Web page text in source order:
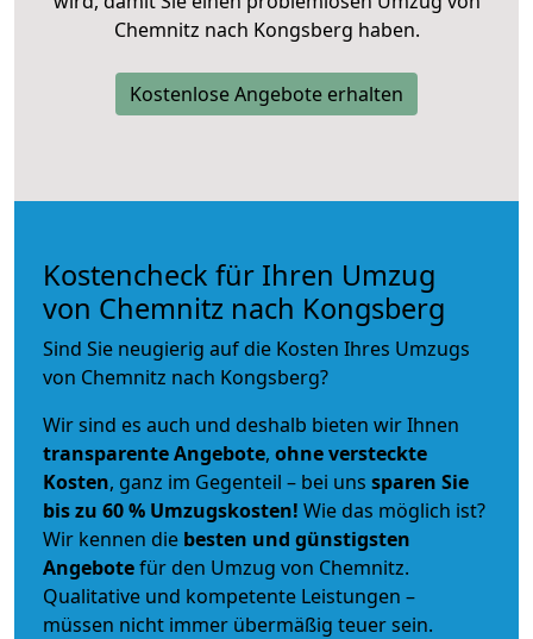
Chemnitz nach Kongsberg haben.
Kostenlose Angebote erhalten
Kostencheck für Ihren Umzug
von Chemnitz nach Kongsberg
Sind Sie neugierig auf die Kosten Ihres Umzugs
von Chemnitz nach Kongsberg?
Wir sind es auch und deshalb bieten wir Ihnen
transparente Angebote, ohne versteckte
Kosten, ganz im Gegenteil – bei uns sparen Sie
bis zu 60 % Umzugskosten! Wie das möglich ist?
Wir kennen die besten und günstigsten
Angebotefür den Umzug von Chemnitz.
Qualitative und kompetente Leistungen –
müssen nicht immer übermäßig teuer sein.